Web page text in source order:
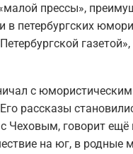
прессы»,
в петербургских
с
рассказы
Чеховым, говорит
на юг, в родные